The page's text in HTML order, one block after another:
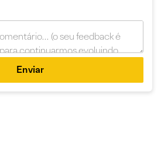
Enviar